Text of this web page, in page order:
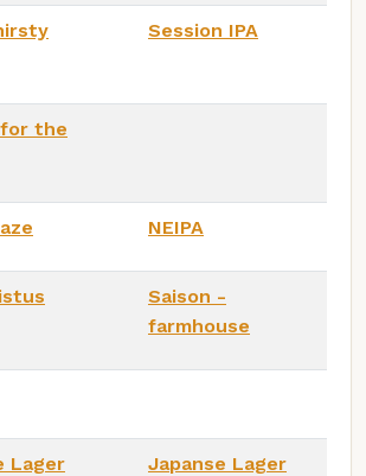
Session IPA
the
NEIPA
Saison -
farmhouse
Lager Japanse Lager